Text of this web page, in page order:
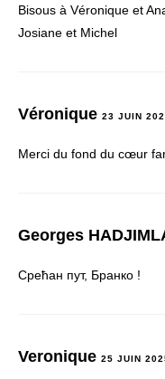
Bisous à Véronique et
Josiane et Michel
Véronique 23 JUIN
Merci du fond du cœur
Georges
Срећан пут, Бранко !
Veronique 25 JUIN